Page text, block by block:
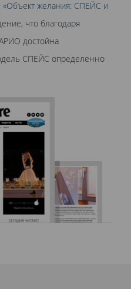
«Объект желания: СПЕЙС и
что благодаря
достойна
СПЕЙС определенно